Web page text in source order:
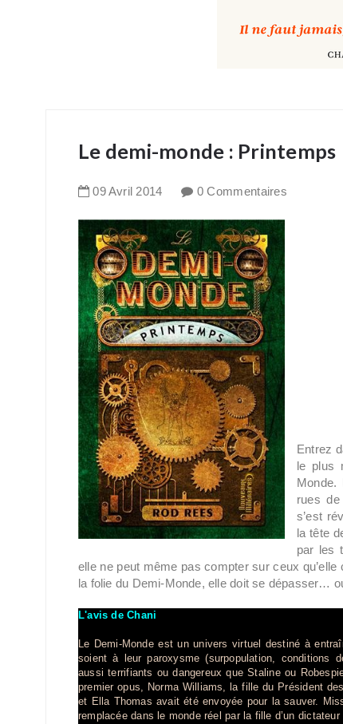
Le demi-monde : Printemps
09Avril 2014 0 Commentaires
Entrez
le plus
Monde.
rues
s’est
la tête
par les
elle ne peut même pas compter sur ceux
la folie du Demi-Monde, elle doit se dépasser…
L'avis de Chani
Le Demi-Monde est un univers virtuel destiné à
soient à leur paroxysme (surpopulation, conditions
aussi terrifiants ou dangereux que Staline ou
premier opus, Norma Williams, la fille du Président
et Ella Thomas avait été envoyée pour la sauver.
remplacée dans le monde réel par la fille d’un